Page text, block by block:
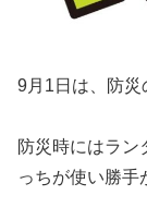
9月1日は、防災
防災時にはラン
っちが使い勝手